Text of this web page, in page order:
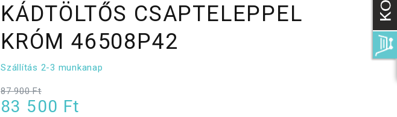
KÁDTÖLTŐS CSAPTELEPPEL
KRÓM 46508P42
Szállítás 2-3 munkanap
87 900 Ft
83 500 Ft